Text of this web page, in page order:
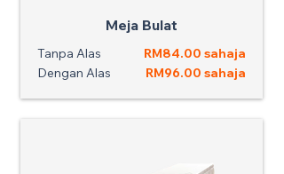
Meja Bulat
Tanpa Alas
RM84.00 sahaja
Dengan Alas
RM96.00 sahaja